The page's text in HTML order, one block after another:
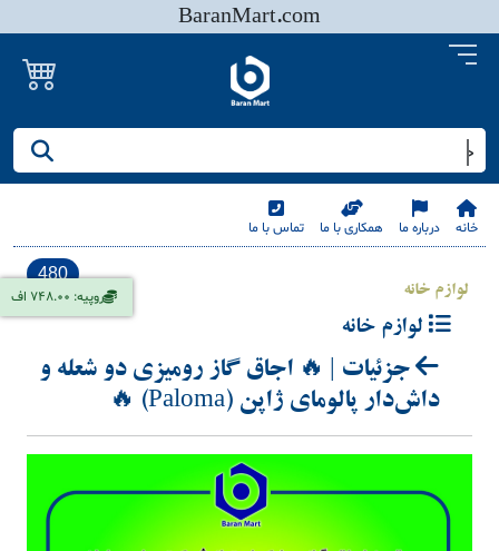
BaranMart.com
جستجو کنید/ همه چیز در باران مارت
خانه درباره ما همکاری با ما تماس با ما
روپیه: 748.00 اف
480
لوازم خانه
لوازم خانه
جزئیات | 🔥 اجاق گاز رومیزی دو شعله و
داش‌دار پالومای ژاپن (Paloma) 🔥